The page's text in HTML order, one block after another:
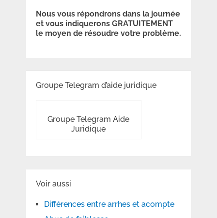
Nous vous répondrons dans la journée
et vous indiquerons GRATUITEMENT
le moyen de résoudre votre problème.
Groupe Telegram d’aide juridique
Groupe Telegram Aide
Juridique
Voir aussi
Différences entre arrhes et acompte